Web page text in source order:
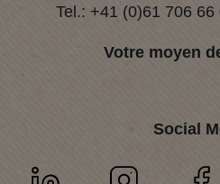
Tel.: +41 (0)61 706 66
Votre moyen
Social